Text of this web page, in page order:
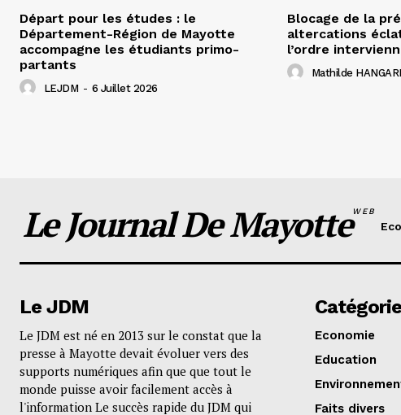
Départ pour les études : le
Département-Région de Mayotte
accompagne les étudiants primo-
partants
LEJDM - 6 Juillet 2026
Blocage de la
altercations
l’ordre
Mathilde
Le Journal De MayotteWEB
Le JDM
Le JDM est né en 2013 sur le constat que la
presse à Mayotte devait évoluer vers des
supports numériques afin que que tout le
monde puisse avoir facilement accès à
l'information Le succès rapide du JDM qui
Economie
Education
Faits divers